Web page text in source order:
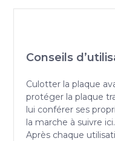
Conseils
Culotter la plaque
protéger la plaque
lui conférer ses
la marche à suivre ici.
Après chaque